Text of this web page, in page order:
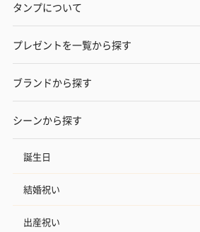
タンプについて
プレゼントを一覧から探す
ブランドから探す
シーンから探す
誕生日
結婚祝い
出産祝い